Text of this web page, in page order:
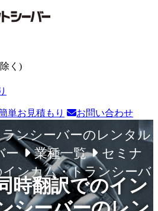
く)
単お見積もり お問い合わせ
ンシーバーのレンタル
ー
業種一覧
セミナ
インカム・トランシーバ
時翻訳でのイン